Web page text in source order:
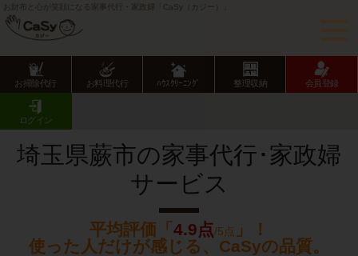
お財布と心が笑顔になる家事代行・家政婦「CaSy（カジー）」
お掃除代行 お料理代行 ﾊｳｽｸﾘｰﾆﾝｸﾞ 整理収納 会員登録
ログイン
CaSy TOP
蕨市の家事代行･家政婦サービス
埼玉県蕨市の家事代行･家政婦
サービス
平均評価「 4.9点/5点
」！
使った人だけが感じる、CaSyの品質。